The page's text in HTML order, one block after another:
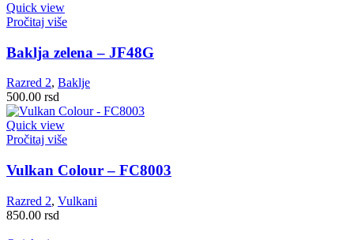
Quick view
Pročitaj više
Baklja zelena – JF48G
Razred 2, Baklje
500.00 rsd
Quick view
Pročitaj više
Vulkan Colour – FC8003
Razred 2, Vulkani
850.00 rsd